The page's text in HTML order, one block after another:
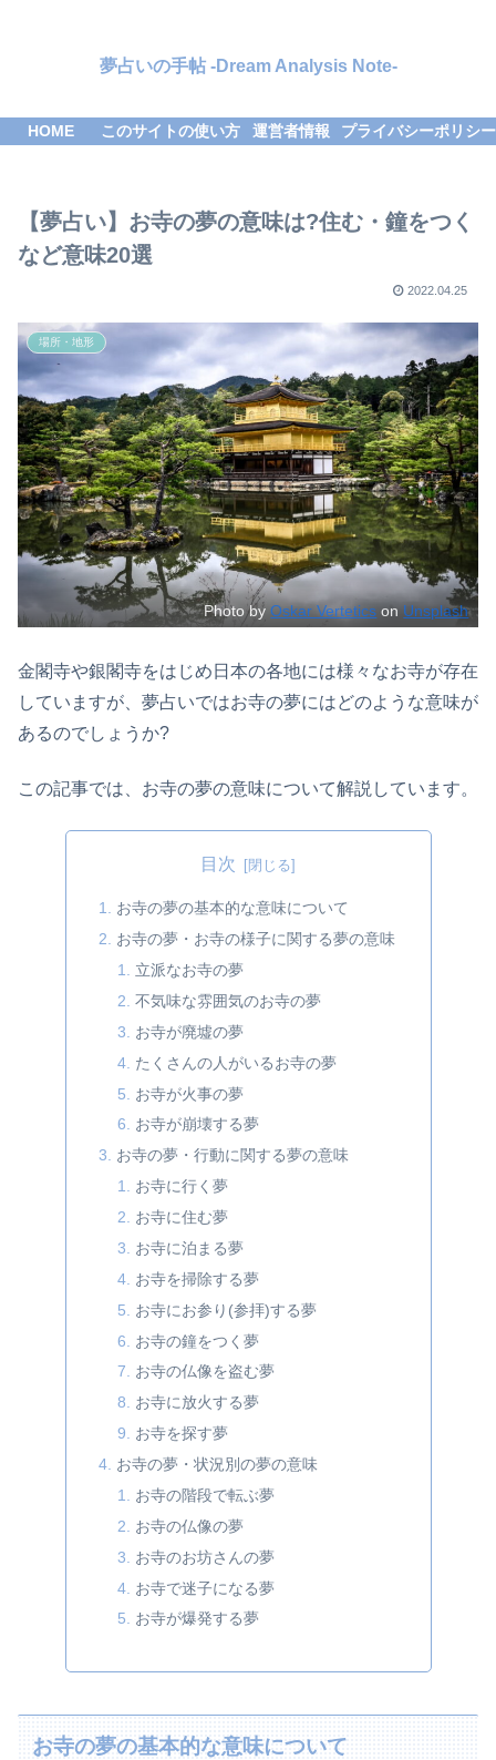
夢占いの手帖 -Dream Analysis Note-
HOME このサイトの使い方 運営者情報 プライバシーポリシー
【夢占い】お寺の夢の意味は?住む・鐘をつく
など意味20選
2022.04.25
場所・地形
Photo byOskar Vertetics on Unsplash
金閣寺や銀閣寺をはじめ日本の各地には様々なお寺が存在
していますが、夢占いではお寺の夢にはどのような意味が
あるのでしょうか?
この記事では、お寺の夢の意味について解説しています。
目次
お寺の夢の基本的な意味について
お寺の夢・お寺の様子に関する夢の意味
立派なお寺の夢
不気味な雰囲気のお寺の夢
お寺が廃墟の夢
たくさんの人がいるお寺の夢
お寺が火事の夢
お寺が崩壊する夢
お寺の夢・行動に関する夢の意味
お寺に行く夢
お寺に住む夢
お寺に泊まる夢
お寺を掃除する夢
お寺にお参り(参拝)する夢
お寺の鐘をつく夢
お寺の仏像を盗む夢
お寺に放火する夢
お寺を探す夢
お寺の夢・状況別の夢の意味
お寺の階段で転ぶ夢
お寺の仏像の夢
お寺のお坊さんの夢
お寺で迷子になる夢
お寺が爆発する夢
お寺の夢の基本的な意味について